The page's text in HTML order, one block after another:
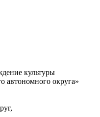
культуры
автономного округа»